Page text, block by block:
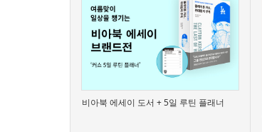
비아북 에세이 도서 + 5일 루틴 플래너